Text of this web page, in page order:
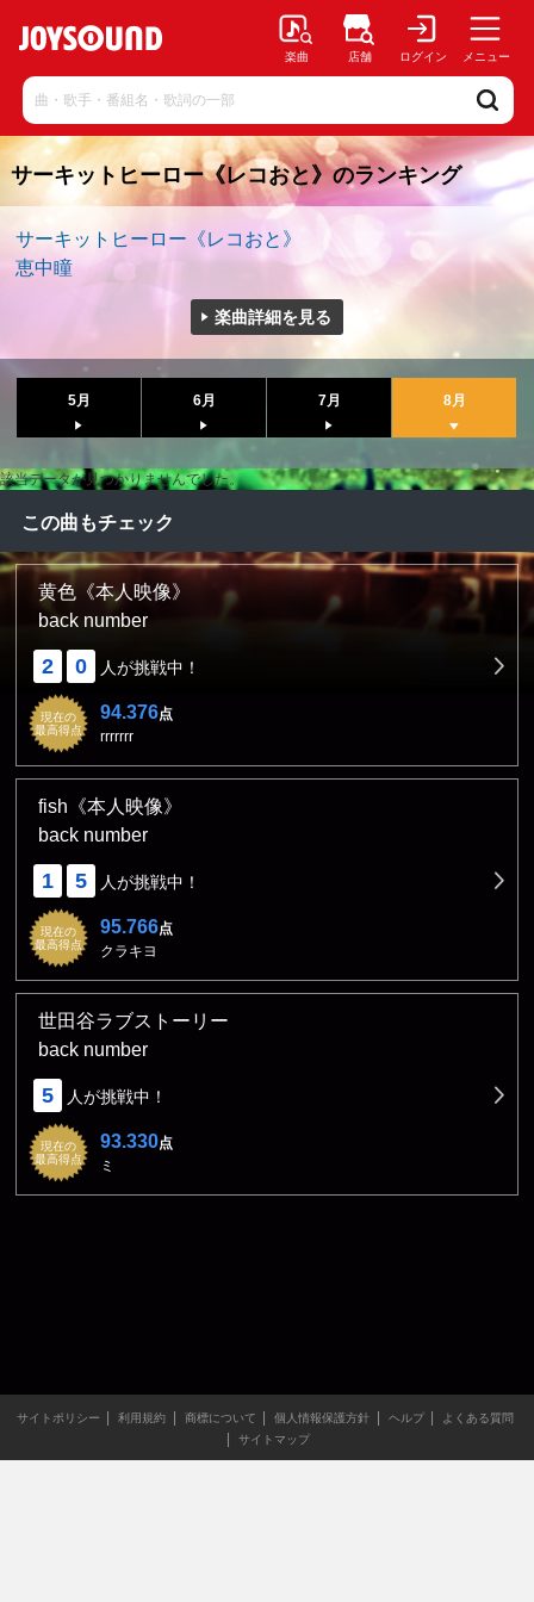
楽曲 店舗 ログイン メニュー
サーキットヒーロー《レコおと》のランキング
サーキットヒーロー《レコおと》
恵中瞳
楽曲詳細を見る
5月 6月 7月 8月
該当データが見つかりませんでした。
この曲もチェック
黄色《本人映像》
back number
2 0 人が挑戦中！
現在の
最高得点
94.376点
rrrrrrr
fish《本人映像》
back number
1 5 人が挑戦中！
現在の
最高得点
95.766点
クラキヨ
世田谷ラブストーリー
back number
5 人が挑戦中！
現在の
最高得点
93.330点
ミ
サイトポリシー 利用規約 商標について 個人情報保護方針 ヘルプ
よくある質問
サイトマップ